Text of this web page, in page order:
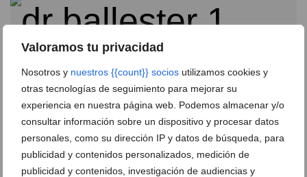
Valoramos tu privacidad
Nosotros y nuestros {{count}} socios utilizamos cookies y
otras tecnologías de seguimiento para mejorar su
experiencia en nuestra página web. Podemos almacenar y/o
consultar información sobre un dispositivo y procesar datos
personales, como su dirección IP y datos de búsqueda, para
publicidad y contenidos personalizados, medición de
publicidad y contenidos, investigación de audiencias y